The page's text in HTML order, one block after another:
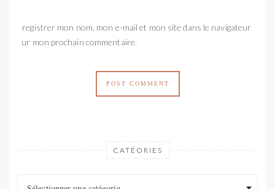
Enregistrer mon nom, mon e-mail et mon site dans le navigateur
pour mon prochain commentaire.
CATÉORIES